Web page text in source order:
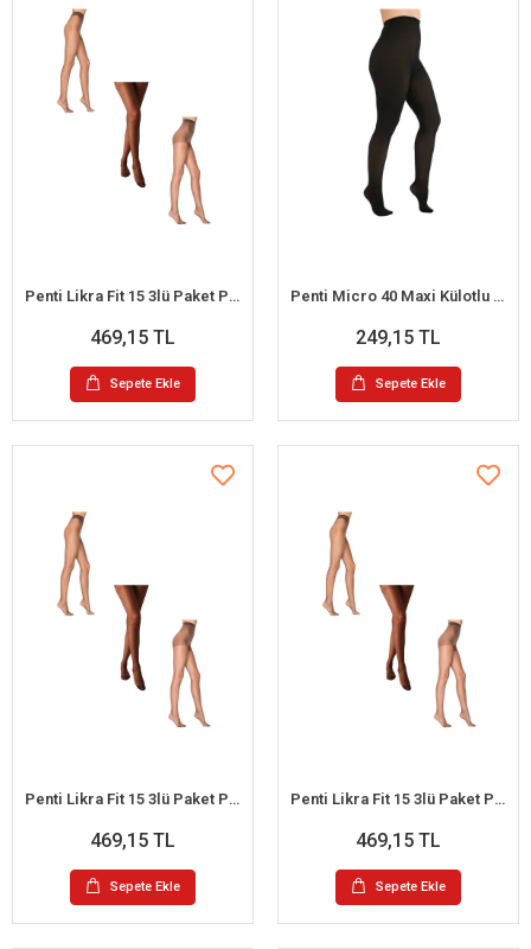
Penti Likra Fit 15 3lü Paket Parlak Külotlu Çorap M (Kestane-Mürdüm-Kızıl Siyah)
469,15 TL
Sepete Ekle
Penti Micro 40 Maxi Külotlu Çorap
249,15 TL
Sepete Ekle
Penti Likra Fit 15 3lü Paket Parlak Külotlu Çorap S (Kestane-Mürdüm-Kızıl Siyah)
469,15 TL
Sepete Ekle
Penti Likra Fit 15 3lü Paket Parlak Külotlu Çorap L (Kestane-Mürdüm-Kızıl Siyah)
469,15 TL
Sepete Ekle